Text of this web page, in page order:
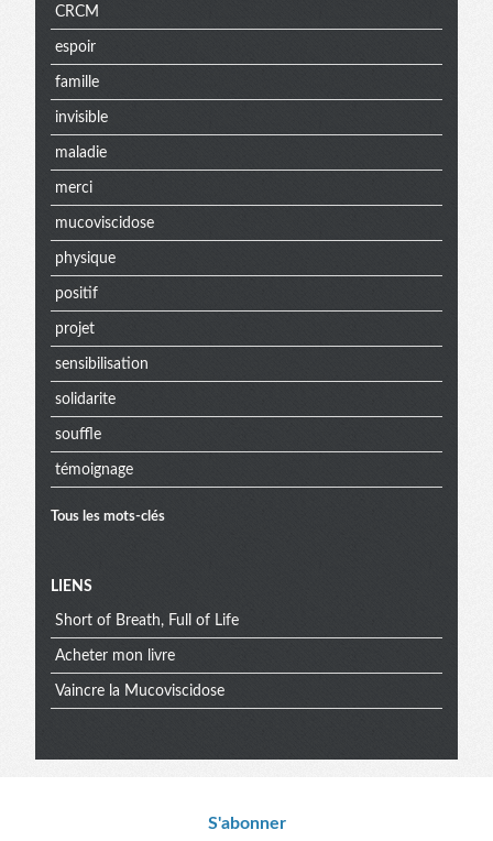
CRCM
espoir
famille
invisible
maladie
merci
mucoviscidose
physique
positif
projet
sensibilisation
solidarite
souffle
témoignage
Tous les mots-clés
Menu
extra
LIENS
Short of Breath, Full of Life
Acheter mon livre
Vaincre la Mucoviscidose
S'abonner